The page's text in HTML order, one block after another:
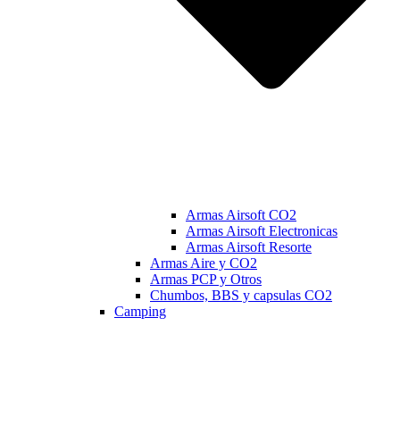
Armas Airsoft CO2
Armas Airsoft Electronicas
Armas Airsoft Resorte
Armas Aire y CO2
Armas PCP y Otros
Chumbos, BBS y capsulas CO2
Camping